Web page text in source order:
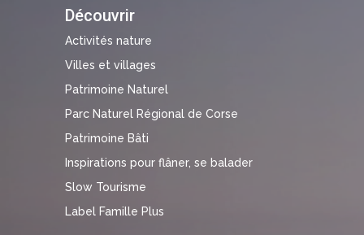
Découvrir
Activités nature
Villes et villages
Patrimoine Naturel
Parc Naturel Régional de Corse
Patrimoine Bâti
Inspirations pour flâner, se balader
Slow Tourisme
Label Famille Plus